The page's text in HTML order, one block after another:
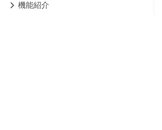
機能紹介